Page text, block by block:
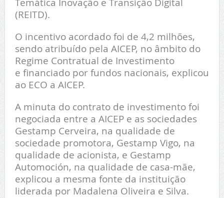
(REITD).
O incentivo acordado foi de 4,2 milhões,
sendo atribuído pela AICEP, no âmbito do
Regime Contratual de Investimento
e financiado por fundos nacionais, explicou
ao ECO a AICEP.
A minuta do contrato de investimento foi
negociada entre a AICEP e as sociedades
Gestamp Cerveira, na qualidade de
sociedade promotora, Gestamp Vigo, na
qualidade de acionista, e Gestamp
Automoción, na qualidade de casa-mãe,
explicou a mesma fonte da instituição
liderada por Madalena Oliveira e Silva.